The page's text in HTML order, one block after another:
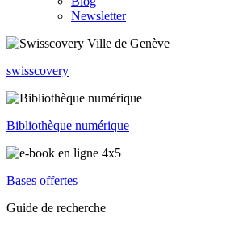
Newsletter
swisscovery
Bibliothèque numérique
Bases offertes
Guide de recherche